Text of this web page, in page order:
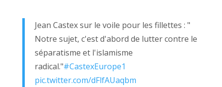
Jean Castex sur le voile pour les fillettes : "
Notre sujet, c'est d'abord de lutter contre le
séparatisme et l'islamisme
radical."#CastexEurope1
pic.twitter.com/dFlfAUaqbm